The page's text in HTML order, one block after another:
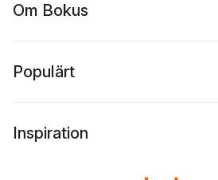
Om Bokus
Populärt
Inspiration